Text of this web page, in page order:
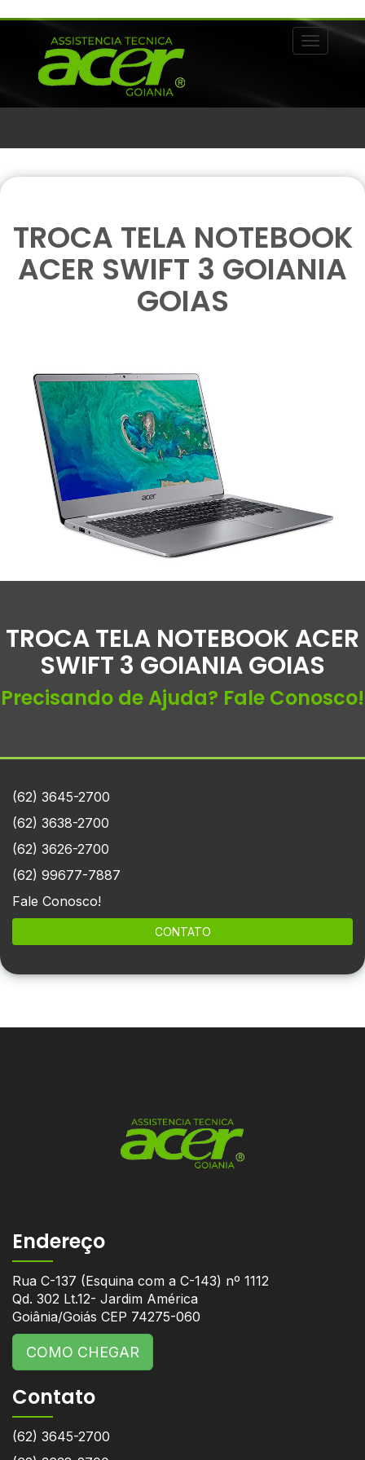
Alternar
TROCA TELA NOTEBOOK
ACER SWIFT 3 GOIANIA
GOIAS
TROCA TELA NOTEBOOK ACER
SWIFT 3 GOIANIA GOIAS
Precisando de Ajuda? Fale Conosco!
(62) 3645-2700
(62) 3638-2700
(62) 3626-2700
(62) 99677-7887
Fale Conosco!
CONTATO
Endereço
Rua C-137 (Esquina com a C-143) nº 1112
Qd. 302 Lt.12- Jardim América
Goiânia/Goiás CEP 74275-060
COMO CHEGAR
Contato
(62) 3645-2700